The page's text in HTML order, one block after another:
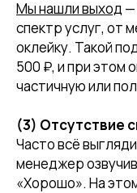
Мы нашли выход —
спектр услуг, от
оклейку. Такой
500 ₽, и при этом
частичную или
(3) Отсутствие
Часто всё
менеджер
«Хорошо». На